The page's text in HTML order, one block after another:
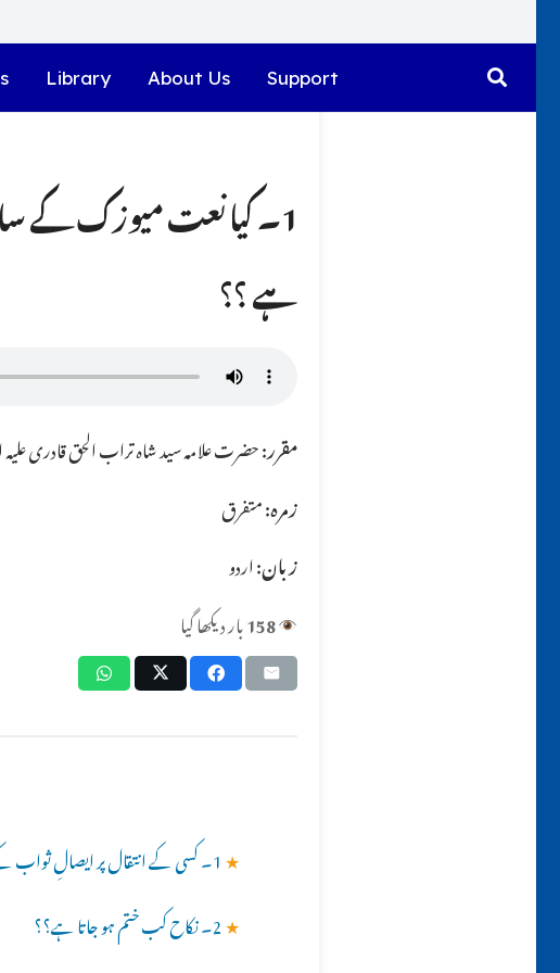
Library About Us Support
ہے ؟؟
مقرر:حضرت علامہ سید شاہ تراب الحق قادری علیہ
زمرہ:متفرق
زبان:اردو
158بار دیکھا گیا
★1۔ کسی کے انتقال پر ایصالِ ثواب کے لیے قرآن خوانی کرنا کیسا ہے؟؟ 2۔کیا اور وجوہات کے لیے بھی قرآن خوانی کر سکتے ہیں ؟؟
★2۔ نکاح کب ختم ہو جاتا ہے؟؟